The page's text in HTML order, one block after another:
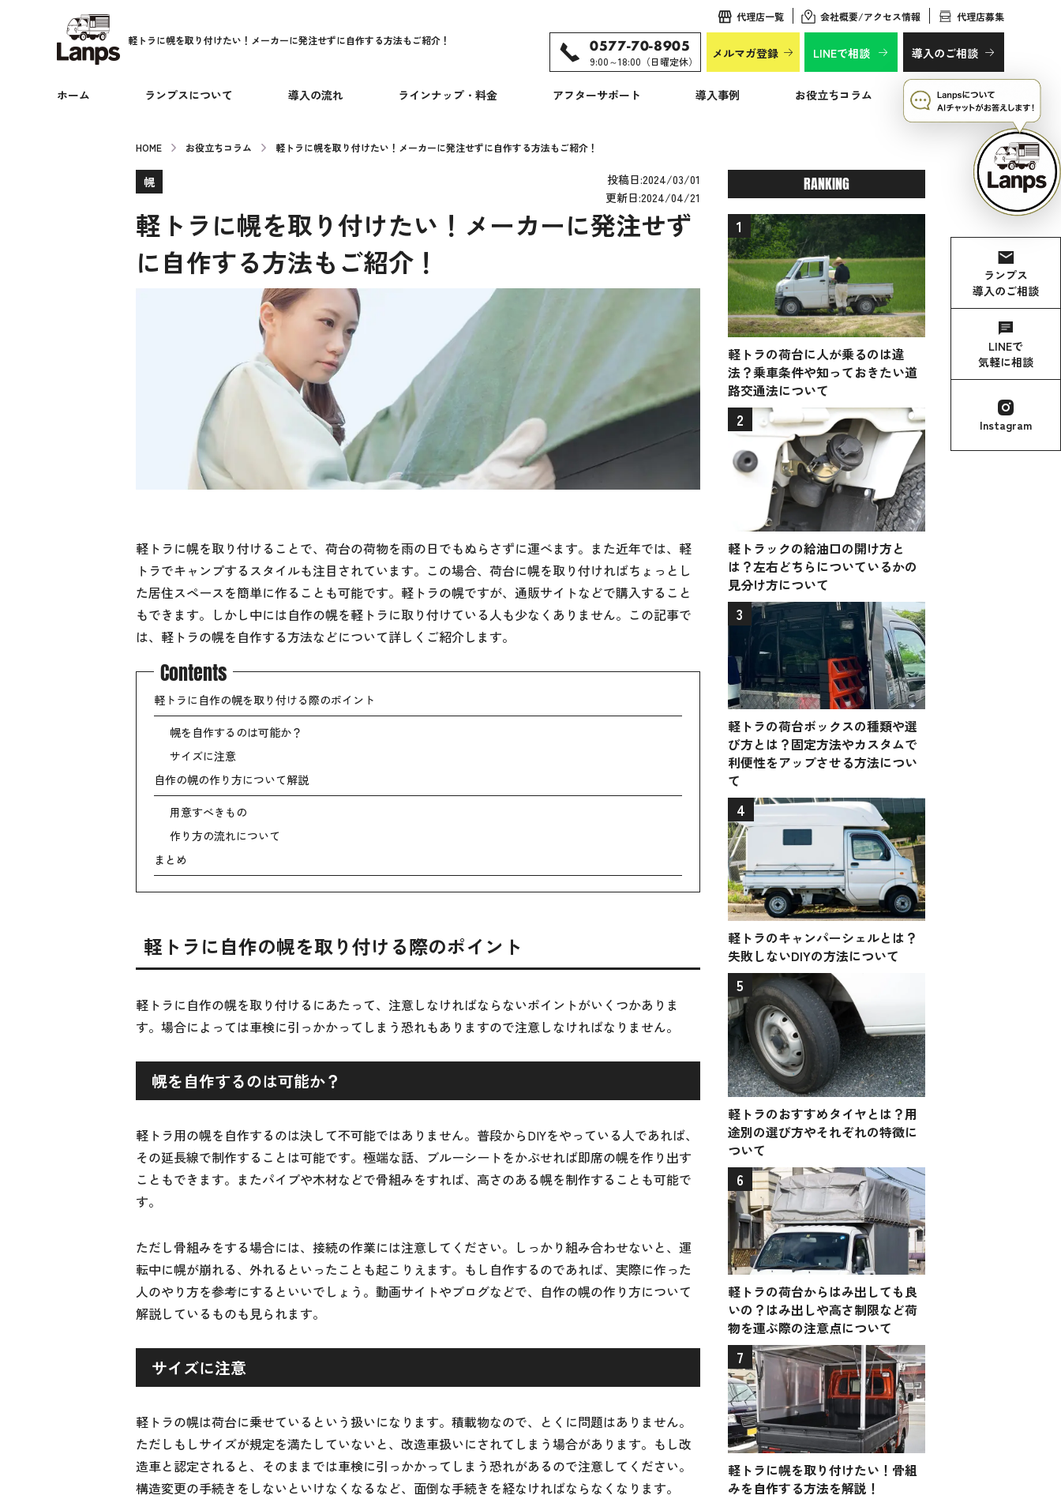
軽トラに幌を取り付けたい！メーカーに発注せずに自作する方法もご紹介！
代理店一覧 会社概要/アクセス情報 代理店募集
0577-70-8905
9:00～18:00（日曜定休）
メルマガ登録 LINEで相談 導入のご相談
ホーム ランプスについて 導入の流れ ラインナップ・料金 アフターサポート 導入事例 お役立ちコラム よくあるご質問
HOME お役立ちコラム 軽トラに幌を取り付けたい！メーカーに発注せずに自作する方法もご紹介！
幌
投稿日:2024/03/01
更新日:2024/04/21
軽トラに幌を取り付けたい！メーカーに発注せず
に自作する方法もご紹介！
軽トラに幌を取り付けることで、荷台の荷物を雨の日でもぬらさずに運べます。また近年では、軽
トラでキャンプするスタイルも注目されています。この場合、荷台に幌を取り付ければちょっとし
た居住スペースを簡単に作ることも可能です。軽トラの幌ですが、通販サイトなどで購入すること
もできます。しかし中には自作の幌を軽トラに取り付けている人も少なくありません。この記事で
は、軽トラの幌を自作する方法などについて詳しくご紹介します。
Contents
軽トラに自作の幌を取り付ける際のポイント
幌を自作するのは可能か？
サイズに注意
自作の幌の作り方について解説
用意すべきもの
作り方の流れについて
まとめ
軽トラに自作の幌を取り付ける際のポイント
軽トラに自作の幌を取り付けるにあたって、注意しなければならないポイントがいくつかありま
す。場合によっては車検に引っかかってしまう恐れもありますので注意しなければなりません。
幌を自作するのは可能か？
軽トラ用の幌を自作するのは決して不可能ではありません。普段からDIYをやっている人であれば、
その延長線で制作することは可能です。極端な話、ブルーシートをかぶせれば即席の幌を作り出す
こともできます。またパイプや木材などで骨組みをすれば、高さのある幌を制作することも可能で
す。
ただし骨組みをする場合には、接続の作業には注意してください。しっかり組み合わせないと、運
転中に幌が崩れる、外れるといったことも起こりえます。もし自作するのであれば、実際に作った
人のやり方を参考にするといいでしょう。動画サイトやブログなどで、自作の幌の作り方について
解説しているものも見られます。
サイズに注意
軽トラの幌は荷台に乗せているという扱いになります。積載物なので、とくに問題はありません。
ただしもしサイズが規定を満たしていないと、改造車扱いにされてしまう場合があります。もし改
造車と認定されると、そのままでは車検に引っかかってしまう恐れがあるので注意してください。
構造変更の手続きをしないといけなくなるなど、面倒な手続きを経なければならなくなります。
RANKING
1
軽トラの荷台に人が乗るのは違
法？乗車条件や知っておきたい道
路交通法について
2
軽トラックの給油口の開け方と
は？左右どちらについているかの
見分け方について
3
軽トラの荷台ボックスの種類や選
び方とは？固定方法やカスタムで
利便性をアップさせる方法につい
て
4
軽トラのキャンパーシェルとは？
失敗しないDIYの方法について
5
軽トラのおすすめタイヤとは？用
途別の選び方やそれぞれの特徴に
ついて
6
軽トラの荷台からはみ出しても良
いの？はみ出しや高さ制限など荷
物を運ぶ際の注意点について
7
軽トラに幌を取り付けたい！骨組
みを自作する方法を解説！
ランプス
導入のご相談
LINEで
気軽に相談
Instagram